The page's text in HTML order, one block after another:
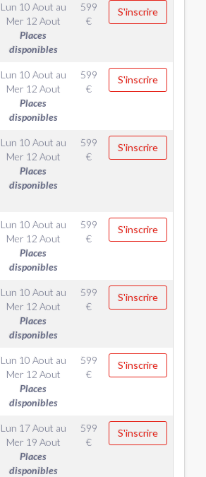
Lun 10 Aout au
Mer 12 Aout
Places
disponibles
599
€
S'inscrire
Lun 10 Aout au
Mer 12 Aout
Places
disponibles
599
€
S'inscrire
Lun 10 Aout au
Mer 12 Aout
Places
disponibles
599
€
S'inscrire
Lun 10 Aout au
Mer 12 Aout
Places
disponibles
599
€
S'inscrire
Lun 10 Aout au
Mer 12 Aout
Places
disponibles
599
€
S'inscrire
Lun 10 Aout au
Mer 12 Aout
Places
disponibles
599
€
S'inscrire
Lun 17 Aout au
Mer 19 Aout
Places
disponibles
599
€
S'inscrire